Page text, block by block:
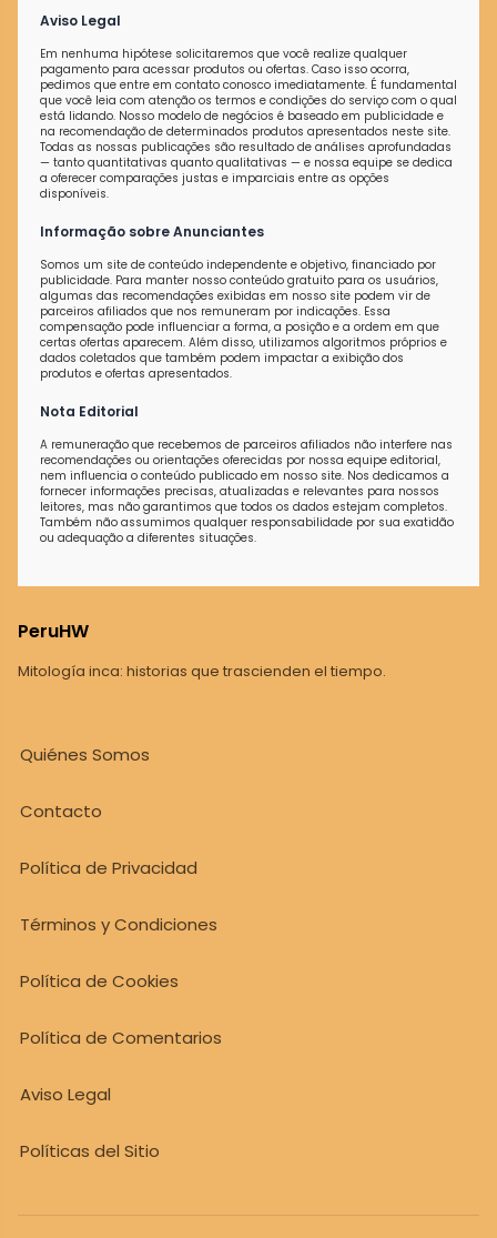
Aviso Legal
Em nenhuma hipótese solicitaremos que você realize qualquer
pagamento para acessar produtos ou ofertas. Caso isso ocorra,
pedimos que entre em contato conosco imediatamente. É fundamental
que você leia com atenção os termos e condições do serviço com o qual
está lidando. Nosso modelo de negócios é baseado em publicidade e
na recomendação de determinados produtos apresentados neste site.
Todas as nossas publicações são resultado de análises aprofundadas
— tanto quantitativas quanto qualitativas — e nossa equipe se dedica
a oferecer comparações justas e imparciais entre as opções
disponíveis.
Informação sobre Anunciantes
Somos um site de conteúdo independente e objetivo, financiado por
publicidade. Para manter nosso conteúdo gratuito para os usuários,
algumas das recomendações exibidas em nosso site podem vir de
parceiros afiliados que nos remuneram por indicações. Essa
compensação pode influenciar a forma, a posição e a ordem em que
certas ofertas aparecem. Além disso, utilizamos algoritmos próprios e
dados coletados que também podem impactar a exibição dos
produtos e ofertas apresentados.
Nota Editorial
A remuneração que recebemos de parceiros afiliados não interfere nas
recomendações ou orientações oferecidas por nossa equipe editorial,
nem influencia o conteúdo publicado em nosso site. Nos dedicamos a
fornecer informações precisas, atualizadas e relevantes para nossos
leitores, mas não garantimos que todos os dados estejam completos.
Também não assumimos qualquer responsabilidade por sua exatidão
ou adequação a diferentes situações.
PeruHW
Mitología inca: historias que trascienden el tiempo.
Quiénes Somos
Contacto
Política de Privacidad
Términos y Condiciones
Política de Cookies
Política de Comentarios
Aviso Legal
Políticas del Sitio